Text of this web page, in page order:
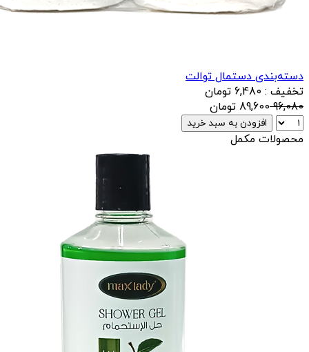
دسته‌بندی دستمال توالت
تخفیف : 6,480 تومان
96,080
89,600 تومان
افزودن به سبد خرید
محصولات مکمل